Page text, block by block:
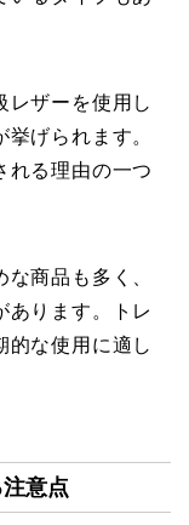
レザーを使用し
げられます。
れる理由の一つ
商品も多く、
あります。トレ
的な使用に適し
意点